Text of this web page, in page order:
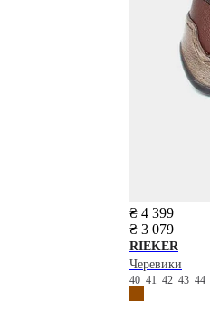
₴ 4 399
₴ 3 079
RIEKER
Черевики
40 41 42 43 44